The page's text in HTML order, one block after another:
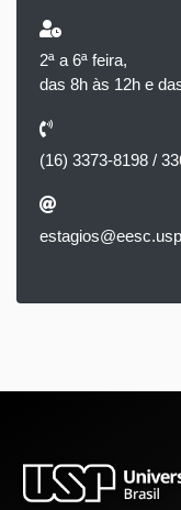
2ª a 6ª feira,
das 8h às 12h e
(16) 3373-8198 /